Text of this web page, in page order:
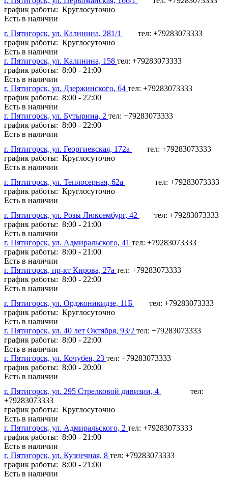
график работы: Круглосуточно
Есть в наличии
г. Пятигорск, ул. Калинина, 281/1
тел: +79283073333
график работы: Круглосуточно
Есть в наличии
г. Пятигорск, ул. Калинина, 158 тел: +79283073333
график работы: 8:00 - 21:00
Есть в наличии
г. Пятигорск, ул. Дзержинского, 64 тел: +79283073333
график работы: 8:00 - 22:00
Есть в наличии
г. Пятигорск, ул. Бутырина, 2 тел: +79283073333
график работы: 8:00 - 22:00
Есть в наличии
г. Пятигорск, ул. Георгиевская, 172а
тел: +79283073333
график работы: Круглосуточно
Есть в наличии
г. Пятигорск, ул. Теплосерная, 62а
тел: +79283073333
график работы: Круглосуточно
Есть в наличии
г. Пятигорск, ул. Розы Люксембург, 42
тел: +79283073333
график работы: 8:00 - 21:00
Есть в наличии
г. Пятигорск, ул. Адмиральского, 41 тел: +79283073333
график работы: 8:00 - 21:00
Есть в наличии
г. Пятигорск, пр-кт Кирова, 27а тел: +79283073333
график работы: 8:00 - 22:00
Есть в наличии
г. Пятигорск, ул. Орджоникидзе, 11Б
тел: +79283073333
график работы: Круглосуточно
Есть в наличии
г. Пятигорск, ул. 40 лет Октября, 93/2 тел: +79283073333
график работы: 8:00 - 22:00
Есть в наличии
г. Пятигорск, ул. Кочубея, 23 тел: +79283073333
график работы: 8:00 - 20:00
Есть в наличии
г. Пятигорск, ул. 295 Стрелковой дивизии, 4
тел:
+79283073333
график работы: Круглосуточно
Есть в наличии
г. Пятигорск, ул. Адмиральского, 2 тел: +79283073333
график работы: 8:00 - 21:00
Есть в наличии
г. Пятигорск, ул. Кузнечная, 8 тел: +79283073333
график работы: 8:00 - 21:00
Есть в наличии